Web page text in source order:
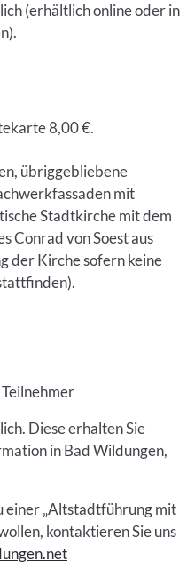
(erhältlich online oder in
8,00 €.
übriggebliebene
mit
Stadtkirche mit dem
Conrad von Soest aus
der Kirche sofern keine
Diese erhalten Sie
in Bad Wildungen,
einer „Altstadtführung mit
kontaktieren Sie uns